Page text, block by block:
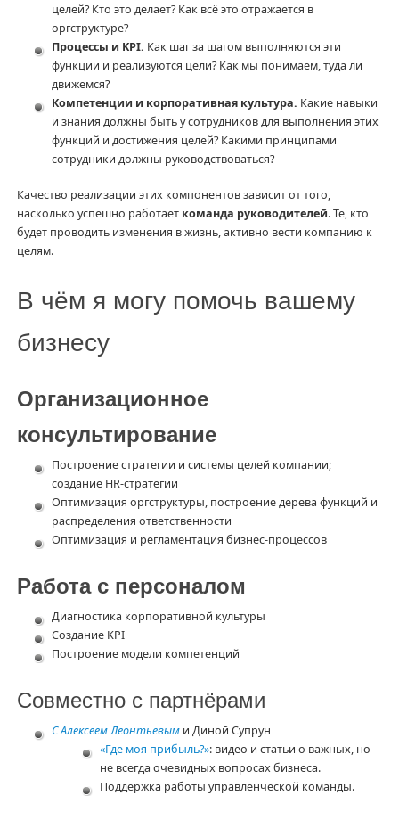
целей? Кто это делает? Как всё это отражается в
оргструктуре?
Процессы и KPI. Как шаг за шагом выполняются эти
функции и реализуются цели? Как мы понимаем, туда ли
движемся?
Компетенции и корпоративная культура. Какие навыки
и знания должны быть у сотрудников для выполнения этих
функций и достижения целей? Какими принципами
сотрудники должны руководствоваться?
Качество реализации этих компонентов зависит от того,
насколько успешно работает команда руководителей. Те, кто
будет проводить изменения в жизнь, активно вести компанию к
целям.
В чём я могу помочь вашему
бизнесу
Организационное
консультирование
Построение стратегии и системы целей компании;
создание HR-стратегии
Оптимизация оргструктуры, построение дерева функций и
распределения ответственности
Оптимизация и регламентация бизнес-процессов
Работа с персоналом
Диагностика корпоративной культуры
Создание KPI
Построение модели компетенций
Совместно с партнёрами
С Алексеем Леонтьевыми Диной Супрун
«Где моя прибыль?»: видео и статьи о важных, но
не всегда очевидных вопросах бизнеса.
Поддержка работы управленческой команды.